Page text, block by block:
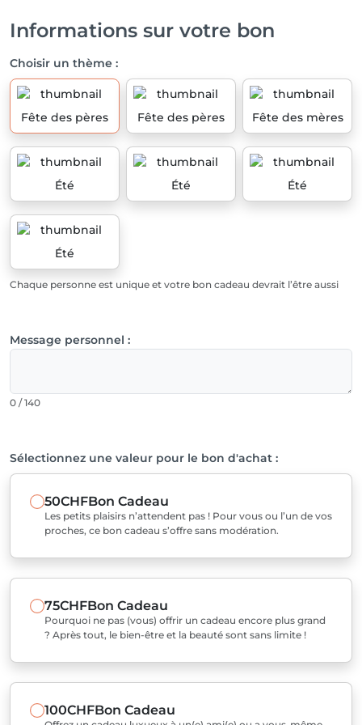
Informations sur votre bon
Choisir un thème :
Fête des pères Fête des pères Fête des mères
Été Été Été
Été
Chaque personne est unique et votre bon cadeau devrait l’être aussi
Message personnel :
0 / 140
Sélectionnez une valeur pour le bon d'achat :
50CHFBon Cadeau
Les petits plaisirs n’attendent pas ! Pour vous ou l’un de vos
proches, ce bon cadeau s’offre sans modération.
75CHFBon Cadeau
Pourquoi ne pas (vous) offrir un cadeau encore plus grand
? Après tout, le bien-être et la beauté sont sans limite !
100CHFBon Cadeau